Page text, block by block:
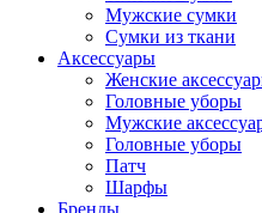
Мужские сумки
Сумки из ткани
Аксессуары
Женские
Головные уборы
Мужские
Головные уборы
Патч
Шарфы
Бренды